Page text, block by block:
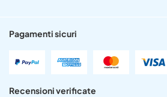
Pagamenti sicuri
Recensioni verificate